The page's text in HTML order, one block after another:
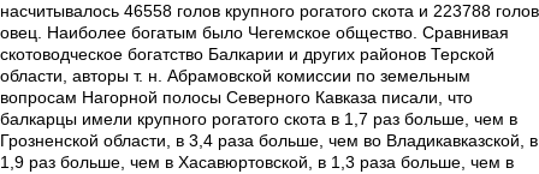
насчитывалось 46558 голов крупного рогатого скота и 223788 голов
овец. Наиболее богатым было Чегемское общество. Сравнивая
скотоводческое богатство Балкарии и других районов Терской
области, авторы т. н. Абрамовской комиссии по земельным
вопросам Нагорной полосы Северного Кавказа писали, что
балкарцы имели крупного рогатого скота в 1,7 раз больше, чем в
Грозненской области, в 3,4 раза больше, чем во Владикавказской, в
1,9 раз больше, чем в Хасавюртовской, в 1,3 раза больше, чем в